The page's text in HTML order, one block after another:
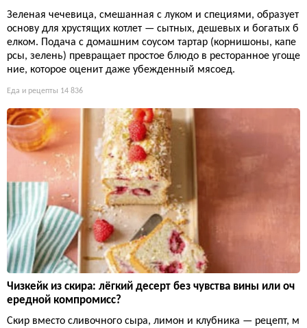
Зеленая чечевица, смешанная с луком и специями, образует
основу для хрустящих котлет — сытных, дешевых и богатых б
елком. Подача с домашним соусом тартар (корнишоны, капе
рсы, зелень) превращает простое блюдо в ресторанное угоще
ние, которое оценит даже убежденный мясоед.
Еда и рецепты 14 836
Чизкейк из скира: лёгкий десерт без чувства вины или оч
ередной компромисс?
Скир вместо сливочного сыра, лимон и клубника — рецепт, м